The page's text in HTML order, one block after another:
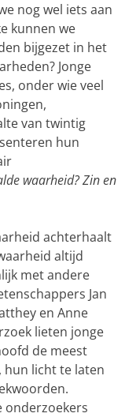
nog wel iets aan
kunnen we
bijgezet in het
Jonge
onder wie veel
van twintig
hun
waarheid? Zin en
achterhaalt
altijd
met andere
Jan
en Anne
lieten jonge
de meest
hun licht te laten
onderzoekers